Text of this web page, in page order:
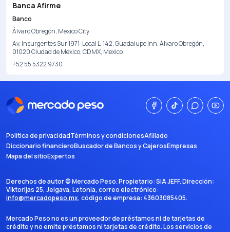
Banca Afirme
Banco
Álvaro Obregón, Mexico City
Av. Insurgentes Sur 1971-Local L-142, Guadalupe Inn, Álvaro Obregón,
01020 Ciudad de México, CDMX, Mexico
+52 55 5322 9730
Política de privacidadTérminos y condicionesAfiliado
Diccionario financieroBuscador de Bancos y CajerosEmpresas
Mapa del sitioExpertos
Derechos de autor ©Mercado Peso. Propietario:SIA JEFF. Dirección:
Viktorijas 25, Jelgava, Letonia, correo electrónico:
info@mercadopeso.mx, código de empresa: 43603085405.
Mercado Peso no es un proveedor de préstamos ni de tarjetas de
crédito y no emite préstamos ni tarjetas de crédito. Los servicios de